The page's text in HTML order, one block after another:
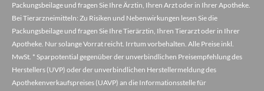
Packungsbeilage und fragen Sie Ihre Ärztin, Ihren Arzt oder in Ihrer Apotheke.
Bei Tierarzneimitteln: Zu Risiken und Nebenwirkungen lesen Sie die
Packungsbeilage und fragen Sie Ihre Tierärztin, Ihren Tierarzt oder in Ihrer
Apotheke. Nur solange Vorrat reicht. Irrtum vorbehalten. Alle Preise inkl.
MwSt. * Sparpotential gegenüber der unverbindlichen Preisempfehlung des
Herstellers (UVP) oder der unverbindlichen Herstellermeldung des
Apothekenverkaufspreises (UAVP) an die Informationsstelle für